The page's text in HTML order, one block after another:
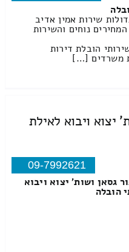
שירות אמין אדיב
נוחים והשירות
הובלת דירות
משרדים […]
יצוא ויבוא לאילת
09-7992621
גסאן ושות' יצוא ויבוא
הובלה